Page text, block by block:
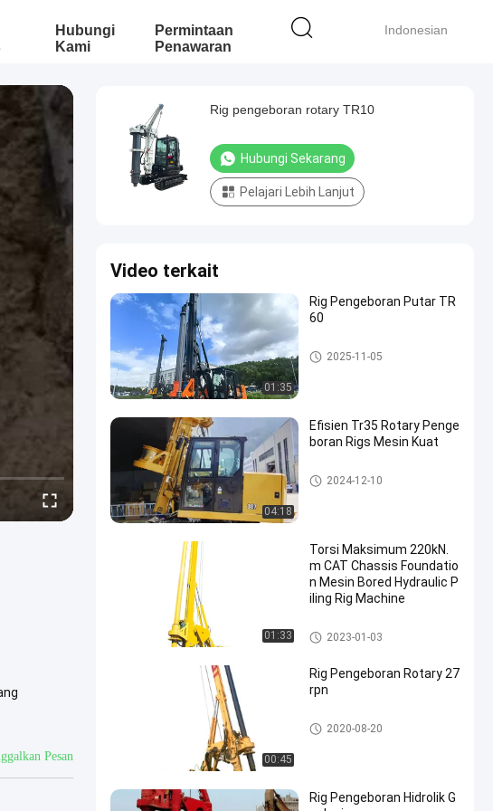
Indonesian
Hubungi
Kami
Permintaan
Penawaran
Pesan
Rig pengeboran rotary TR10
Hubungi Sekarang
Pelajari Lebih Lanjut
Video terkait
01:35
Rig Pengeboran Putar TR
60
Rig pengeboran Rotary
2025-11-05
04:18
Efisien Tr35 Rotary Penge
boran Rigs Mesin Kuat
Rig pengeboran Rotary
2024-12-10
01:33
Torsi Maksimum 220kN.
m CAT Chassis Foundatio
n Mesin Bored Hydraulic P
iling Rig Machine
Rig pengeboran Rotary
2023-01-03
00:45
Rig Pengeboran Rotary 27
rpn
Rig pengeboran Rotary
2020-08-20
Rig Pengeboran Hidrolik G